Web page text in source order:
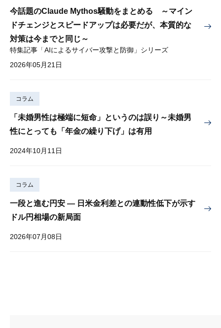
今話題のClaude Mythos騒動をまとめる ～マイン
ドチェンジとスピードアップは必要だが、本質的な
対策は今までと同じ～
特集記事「AIによるサイバー攻撃と防御」シリーズ
2026年05月21日
コラム
「未婚男性は極端に短命」というのは誤り～未婚男
性にとっても「年金の繰り下げ」は有用
2024年10月11日
コラム
一段と進む円安 — 日米金利差との連動性低下が示す
ドル円相場の新局面
2026年07月08日